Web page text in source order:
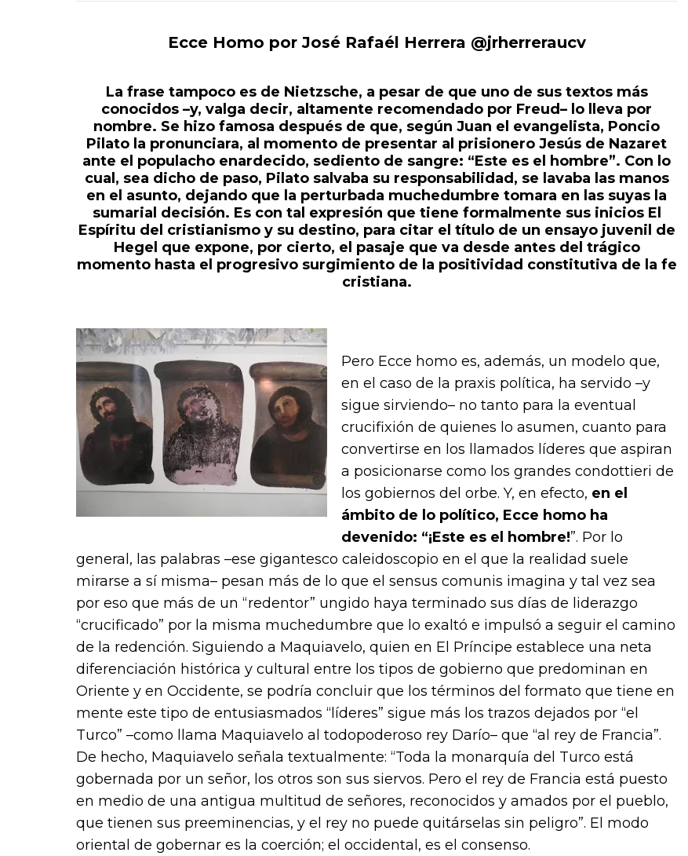
Ecce Homo por José Rafaél Herrera @jrherreraucv
La frase tampoco es de Nietzsche, a pesar de que uno de sus textos más
conocidos –y, valga decir, altamente recomendado por Freud– lo lleva por
nombre. Se hizo famosa después de que, según Juan el evangelista, Poncio
Pilato la pronunciara, al momento de presentar al prisionero Jesús de Nazaret
ante el populacho enardecido, sediento de sangre: “Este es el hombre”. Con lo
cual, sea dicho de paso, Pilato salvaba su responsabilidad, se lavaba las manos
en el asunto, dejando que la perturbada muchedumbre tomara en las suyas la
sumarial decisión. Es con tal expresión que tiene formalmente sus inicios El
Espíritu del cristianismo y su destino, para citar el título de un ensayo juvenil de
Hegel que expone, por cierto, el pasaje que va desde antes del trágico
momento hasta el progresivo surgimiento de la positividad constitutiva de la fe
cristiana.
Pero Ecce homo es, además, un modelo que,
en el caso de la praxis política, ha servido –y
sigue sirviendo– no tanto para la eventual
crucifixión de quienes lo asumen, cuanto para
convertirse en los llamados líderes que aspiran
a posicionarse como los grandes condottieri de
los gobiernos del orbe. Y, en efecto, en el
ámbito de lo político, Ecce homo ha
devenido: “¡Este es el hombre!”. Por lo
general, las palabras –ese gigantesco caleidoscopio en el que la realidad suele
mirarse a sí misma– pesan más de lo que el sensus comunis imagina y tal vez sea
por eso que más de un “redentor” ungido haya terminado sus días de liderazgo
“crucificado” por la misma muchedumbre que lo exaltó e impulsó a seguir el camino
de la redención. Siguiendo a Maquiavelo, quien en El Príncipe establece una neta
diferenciación histórica y cultural entre los tipos de gobierno que predominan en
Oriente y en Occidente, se podría concluir que los términos del formato que tiene en
mente este tipo de entusiasmados “líderes” sigue más los trazos dejados por “el
Turco” –como llama Maquiavelo al todopoderoso rey Darío– que “al rey de Francia”.
De hecho, Maquiavelo señala textualmente: “Toda la monarquía del Turco está
gobernada por un señor, los otros son sus siervos. Pero el rey de Francia está puesto
en medio de una antigua multitud de señores, reconocidos y amados por el pueblo,
que tienen sus preeminencias, y el rey no puede quitárselas sin peligro”. El modo
oriental de gobernar es la coerción; el occidental, es el consenso.